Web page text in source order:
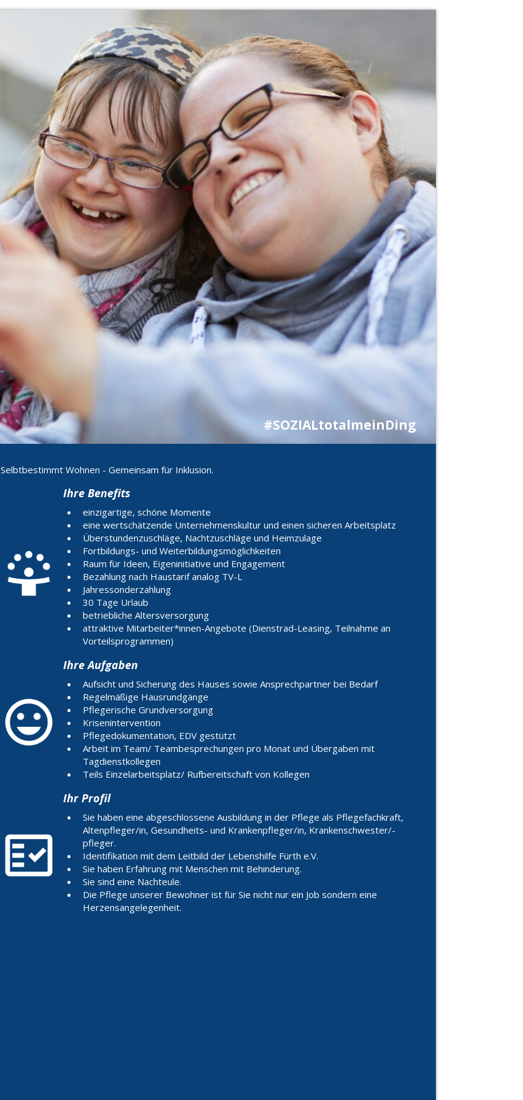
#SOZIALtotalmeinDing
Selbtbestimmt Wohnen - Gemeinsam für Inklusion.
Ihre Benefits
einzigartige, schöne Momente
eine wertschätzende Unternehmenskultur und einen sicheren Arbeitsplatz
Überstundenzuschläge, Nachtzuschläge und Heimzulage
Fortbildungs- und Weiterbildungsmöglichkeiten
Raum für Ideen, Eigeninitiative und Engagement
Bezahlung nach Haustarif analog TV-L
Jahressonderzahlung
30 Tage Urlaub
betriebliche Altersversorgung
attraktive Mitarbeiter*innen-Angebote (Dienstrad-Leasing, Teilnahme an
Vorteilsprogrammen)
Ihre Aufgaben
Aufsicht und Sicherung des Hauses sowie Ansprechpartner bei Bedarf
Regelmäßige Hausrundgänge
Pflegerische Grundversorgung
Krisenintervention
Pflegedokumentation, EDV gestützt
Arbeit im Team/ Teambesprechungen pro Monat und Übergaben mit
Tagdienstkollegen
Teils Einzelarbeitsplatz/ Rufbereitschaft von Kollegen
Ihr Profil
Sie haben eine abgeschlossene Ausbildung in der Pflege als Pflegefachkraft,
Altenpfleger/in, Gesundheits- und Krankenpfleger/in, Krankenschwester/-
pfleger.
Identifikation mit dem Leitbild der Lebenshilfe Fürth e.V.
Sie haben Erfahrung mit Menschen mit Behinderung.
Sie sind eine Nachteule.
Die Pflege unserer Bewohner ist für Sie nicht nur ein Job sondern eine
Herzensangelegenheit.